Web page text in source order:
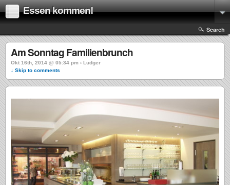
Essen kommen!
Search
Am Sonntag Familienbrunch
Okt 16th, 2014 @ 05:34 pm › Ludger
↓ Skip to comments